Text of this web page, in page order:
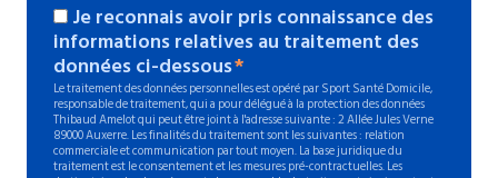
Je reconnais avoir pris connaissance des
informations relatives au traitement des
données ci-dessous
Le traitement des données personnelles est opéré par Sport Santé Domicile,
responsable de traitement, qui a pour délégué à la protection des données
Thibaud Amelot qui peut être joint à l'adresse suivante : 2 Allée Jules Verne
89000 Auxerre. Les finalités du traitement sont les suivantes : relation
commerciale et communication par tout moyen. La base juridique du
traitement est le consentement et les mesures pré-contractuelles. Les